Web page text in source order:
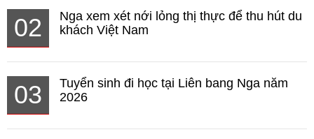
02
Nga xem xét nới lỏng thị thực để thu hút du
khách Việt Nam
03
Tuyển sinh đi học tại Liên bang Nga năm
2026